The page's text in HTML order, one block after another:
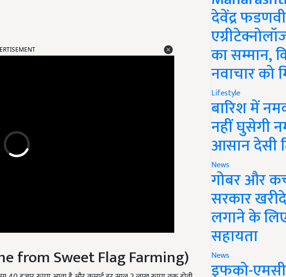
from Sweet Flag Farming)
हजार रुपए आता है और कमाई हर साल 2 लाख रुपए तक होती
देवेंद्र
का सम्मान,
नवाचार को
Lifestyle
बारिश में
नहीं घुसेगी
आसान देसी
News
गोबर और
सरकार
लगाने के
सहायता
News
इफको-